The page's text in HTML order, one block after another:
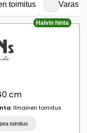
toimitus
Halvin hinta
cm
Ilmainen toimitus
toimitus